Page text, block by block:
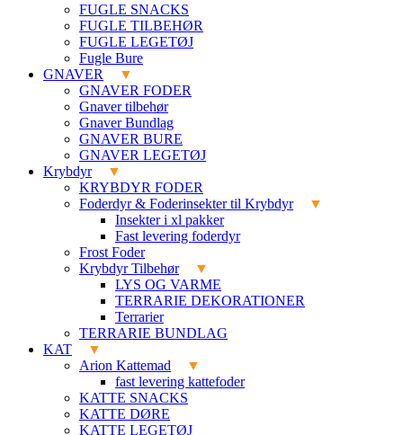
FUGLE SNACKS
FUGLE TILBEHØR
FUGLE LEGETØJ
Fugle Bure
GNAVER
GNAVER FODER
Gnaver tilbehør
Gnaver Bundlag
GNAVER BURE
GNAVER LEGETØJ
Krybdyr
KRYBDYR FODER
Foderdyr & Foderinsekter til Krybdyr
Insekter i xl pakker
Fast levering foderdyr
Frost Foder
Krybdyr Tilbehør
LYS OG VARME
TERRARIE DEKORATIONER
Terrarier
TERRARIE BUNDLAG
KAT
Arion Kattemad
fast levering kattefoder
KATTE SNACKS
KATTE DØRE
KATTE LEGETØJ